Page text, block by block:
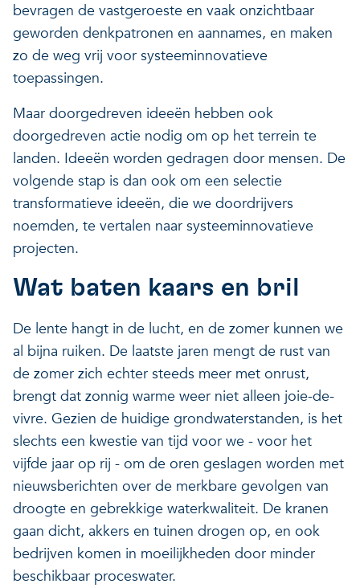
bevragen de vastgeroeste en vaak onzichtbaar
geworden denkpatronen en aannames, en maken
zo de weg vrij voor systeeminnovatieve
toepassingen.
Maar doorgedreven ideeën hebben ook
doorgedreven actie nodig om op het terrein te
landen. Ideeën worden gedragen door mensen. De
volgende stap is dan ook om een selectie
transformatieve ideeën, die we doordrijvers
noemden, te vertalen naar systeeminnovatieve
projecten.
Wat baten kaars en bril
De lente hangt in de lucht, en de zomer kunnen we
al bijna ruiken. De laatste jaren mengt de rust van
de zomer zich echter steeds meer met onrust,
brengt dat zonnig warme weer niet alleen joie-de-
vivre. Gezien de huidige grondwaterstanden, is het
slechts een kwestie van tijd voor we - voor het
vijfde jaar op rij - om de oren geslagen worden met
nieuwsberichten over de merkbare gevolgen van
droogte en gebrekkige waterkwaliteit. De kranen
gaan dicht, akkers en tuinen drogen op, en ook
bedrijven komen in moeilijkheden door minder
beschikbaar proceswater.